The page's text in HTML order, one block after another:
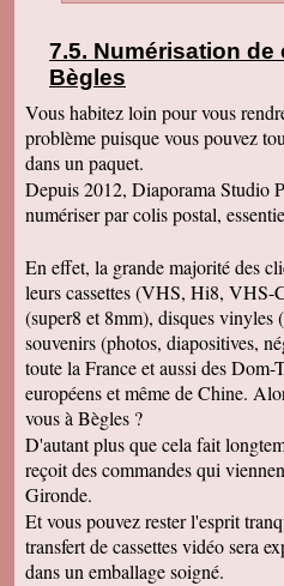
Numérisation de
Bègles
Vous habitez loin pour vous
problème puisque vous pouvez
dans un paquet.
Depuis 2012, Diaporama Studio
numériser par colis postal,
En effet, la grande majorité des
leurs cassettes (VHS, Hi8,
(super8 et 8mm), disques vinyles
souvenirs (photos, diapositives,
toute la France et aussi des Dom-
européens et même de Chine.
vous à Bègles ?
D'autant plus que cela fait
reçoit des commandes qui
Gironde.
Et vous pouvez rester l'esprit
transfert de cassettes vidéo sera
dans un emballage soigné.